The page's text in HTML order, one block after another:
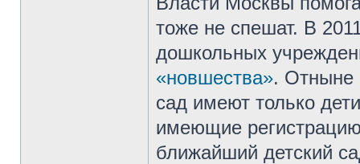
тоже не спешат. В
дошкольных
«новшества». Отныне
сад имеют только
имеющие
ближайший детский